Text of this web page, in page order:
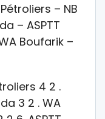
– NB
– ASPTT
Boufarik –
4 2 .
3 2 . WA